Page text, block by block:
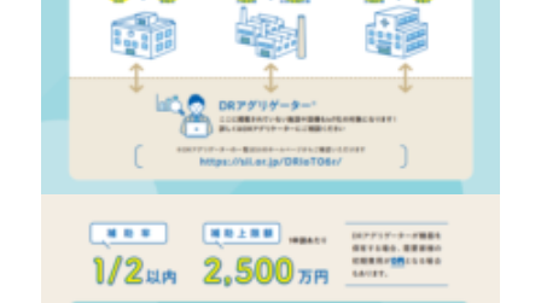
Contact
お問い合わせ
Sitemap
サイトマップ